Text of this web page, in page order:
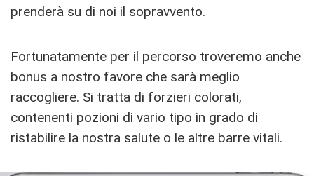
prenderà su di noi il sopravvento.
Fortunatamente per il percorso troveremo anche
bonus a nostro favore che sarà meglio
raccogliere. Si tratta di forzieri colorati,
contenenti pozioni di vario tipo in grado di
ristabilire la nostra salute o le altre barre vitali.